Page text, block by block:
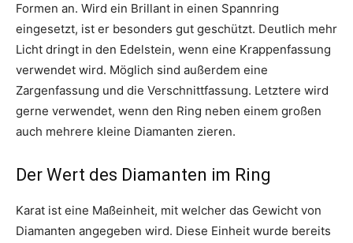
Formen an. Wird ein Brillant in einen Spannring
eingesetzt, ist er besonders gut geschützt. Deutlich mehr
Licht dringt in den Edelstein, wenn eine Krappenfassung
verwendet wird. Möglich sind außerdem eine
Zargenfassung und die Verschnittfassung. Letztere wird
gerne verwendet, wenn den Ring neben einem großen
auch mehrere kleine Diamanten zieren.
Der Wert des Diamanten im Ring
Karat ist eine Maßeinheit, mit welcher das Gewicht von
Diamanten angegeben wird. Diese Einheit wurde bereits